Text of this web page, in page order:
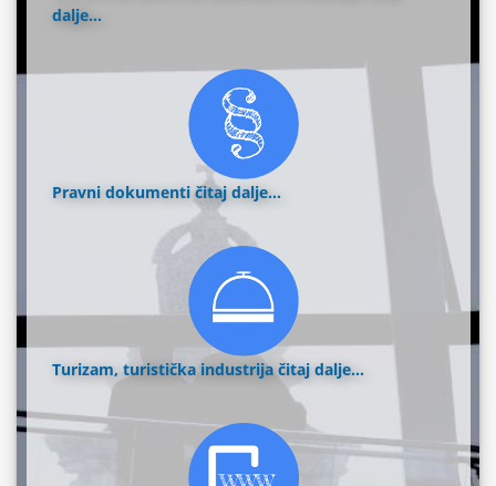
dalje...
Pravni dokumentičitaj dalje...
Turizam, turistička industrijačitaj dalje...